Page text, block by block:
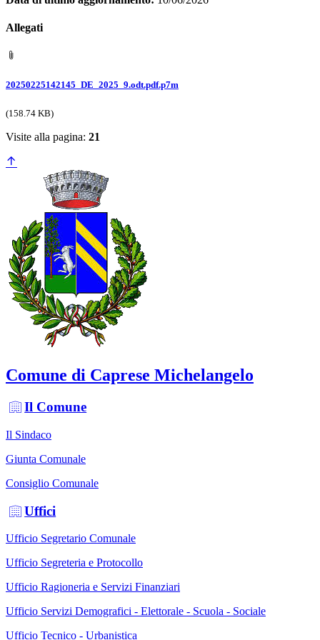
Allegati
20250225142145_DE_2025_9.odt.pdf.p7m
(158.74 KB)
Visite alla pagina: 21
Comune di Caprese Michelangelo
Il Comune
Il Sindaco
Giunta Comunale
Consiglio Comunale
Uffici
Ufficio Segretario Comunale
Ufficio Segreteria e Protocollo
Ufficio Ragioneria e Servizi Finanziari
Ufficio Servizi Demografici - Elettorale - Scuola - Sociale
Ufficio Tecnico - Urbanistica